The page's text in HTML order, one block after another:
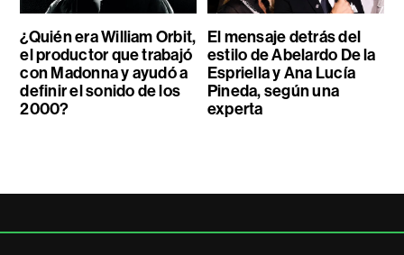
¿Quién era William Orbit,
el productor que trabajó
con Madonna y ayudó a
definir el sonido de los
2000?
El mensaje detrás del
estilo de Abelardo De la
Espriella y Ana Lucía
Pineda, según una
experta